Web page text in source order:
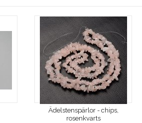
Ädelstenspärlor - chips,
rosenkvarts